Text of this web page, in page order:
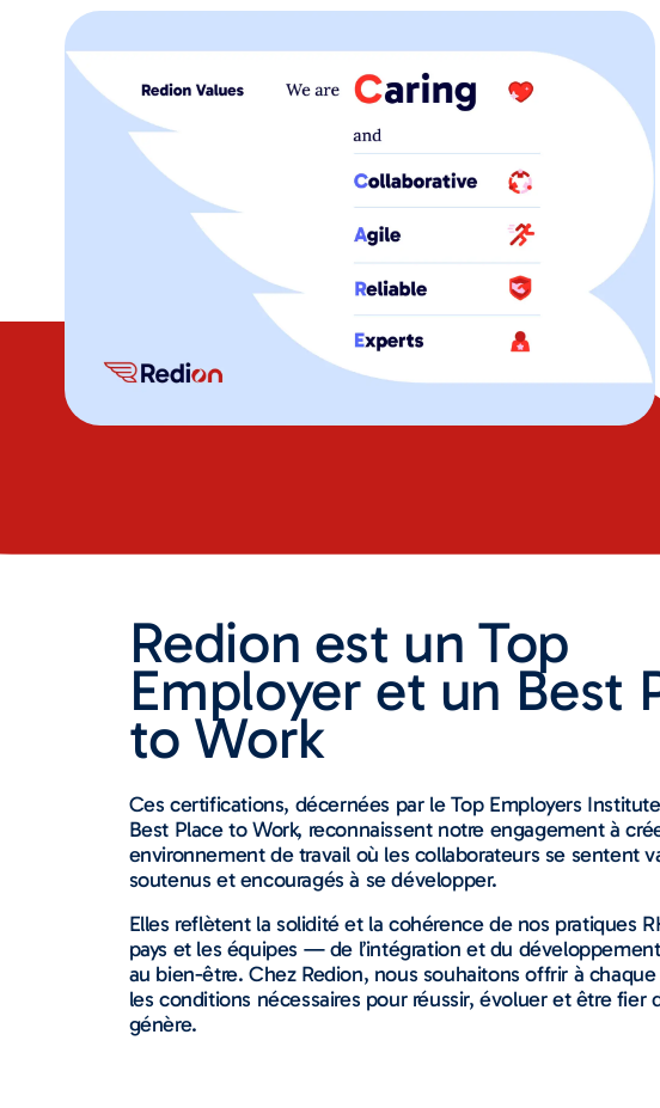
Redion est un Top
Employer et un Best
to Work
Ces certifications, décernées par le Top Employers Institute
Best Place to Work, reconnaissent notre engagement à
environnement de travail où les collaborateurs se sentent
soutenus et encouragés à se développer.
Elles reflètent la solidité et la cohérence de nos pratiques
pays et les équipes — de l’intégration et du
au bien-être. Chez Redion, nous souhaitons offrir à
les conditions nécessaires pour réussir, évoluer et être fier
génère.